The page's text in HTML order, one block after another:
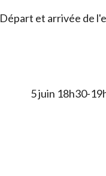
Départ et arrivée de
5 juin 18h30-